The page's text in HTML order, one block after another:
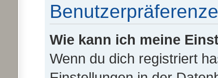
Wie kann ich meine
Wenn du dich registriert